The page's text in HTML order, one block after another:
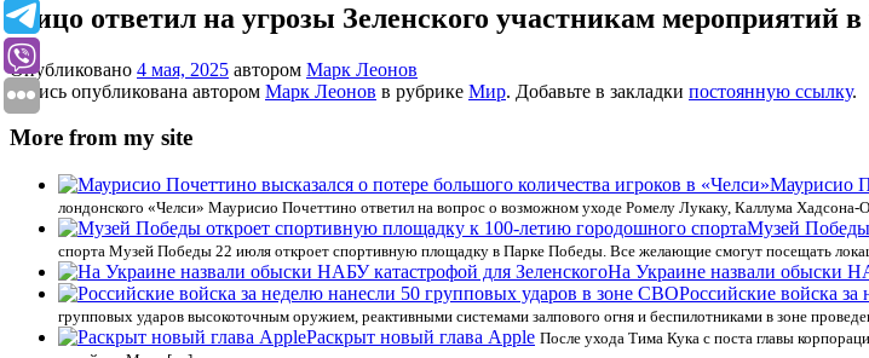
Фицо ответил на угрозы Зеленского участникам мероприятий
Опубликовано 4 мая, 2025 автором Марк Леонов
Запись опубликована автором Марк Леонов в рубрике Мир. Добавьте в закладки постоянную ссылку.
More from my site
Маурисио
лондонского «Челси» Маурисио Почеттино ответил на вопрос о возможном уходе Ромелу Лукаку, Каллума
Музей Победы
спорта Музей Победы 22 июля откроет спортивную площадку в Парке Победы. Все желающие смогут посещать
На Украине назвали обыски
Российские войска
групповых ударов высокоточным оружием, реактивными системами залпового огня и беспилотниками в зоне
Раскрыт новый глава Apple После ухода Тима Кука с поста главы